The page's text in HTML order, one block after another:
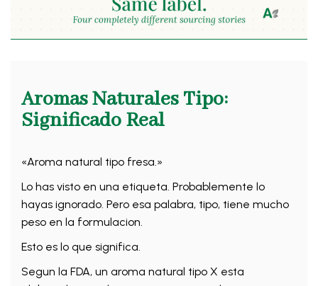
Aromas Naturales Tipo:
Significado Real
«Aroma natural tipo fresa.»
Lo has visto en una etiqueta. Probablemente lo
hayas ignorado. Pero esa palabra, tipo, tiene mucho
peso en la formulacion.
Esto es lo que significa.
Segun la FDA, un aroma natural tipo X esta